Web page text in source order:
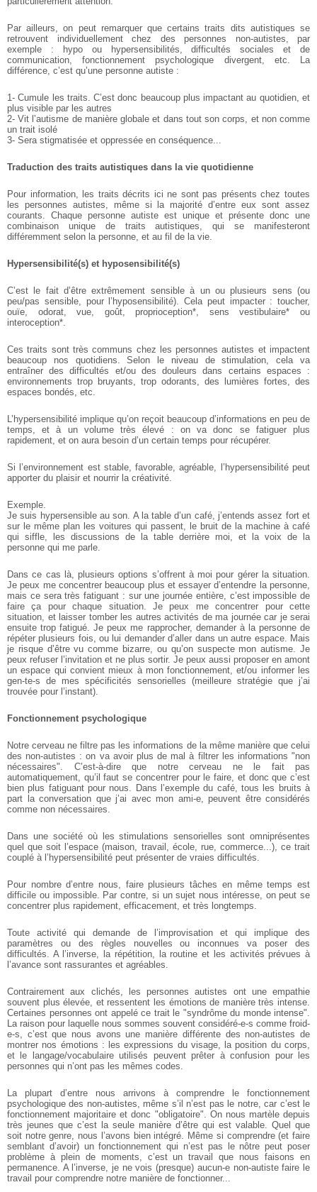
Par ailleurs, on peut remarquer que certains traits dits autistiques se
retrouvent individuellement chez des personnes non-autistes, par
exemple : hypo ou hypersensibilités, difficultés sociales et de
communication, fonctionnement psychologique divergent, etc. La
différence, c’est qu’une personne autiste :
1- Cumule les traits. C’est donc beaucoup plus impactant au quotidien, et
plus visible par les autres
2- Vit l’autisme de manière globale et dans tout son corps, et non comme
un trait isolé
3- Sera stigmatisée et oppressée en conséquence...
Traduction des traits autistiques dans la vie quotidienne
Pour information, les traits décrits ici ne sont pas présents chez toutes
les personnes autistes, même si la majorité d’entre eux sont assez
courants. Chaque personne autiste est unique et présente donc une
combinaison unique de traits autistiques, qui se manifesteront
différemment selon la personne, et au fil de la vie.
Hypersensibilité(s) et hyposensibilité(s)
C’est le fait d’être extrêmement sensible à un ou plusieurs sens (ou
peu/pas sensible, pour l’hyposensibilité). Cela peut impacter : toucher,
ouïe, odorat, vue, goût, proprioception*, sens vestibulaire* ou
interoception*.
Ces traits sont très communs chez les personnes autistes et impactent
beaucoup nos quotidiens. Selon le niveau de stimulation, cela va
entraîner des difficultés et/ou des douleurs dans certains espaces :
environnements trop bruyants, trop odorants, des lumières fortes, des
espaces bondés, etc.
L’hypersensibilité implique qu’on reçoit beaucoup d’informations en peu de
temps, et à un volume très élevé : on va donc se fatiguer plus
rapidement, et on aura besoin d’un certain temps pour récupérer.
Si l’environnement est stable, favorable, agréable, l’hypersensibilité peut
apporter du plaisir et nourrir la créativité.
Exemple.
Je suis hypersensible au son. A la table d’un café, j’entends assez fort et
sur le même plan les voitures qui passent, le bruit de la machine à café
qui siffle, les discussions de la table derrière moi, et la voix de la
personne qui me parle.
Dans ce cas là, plusieurs options s’offrent à moi pour gérer la situation.
Je peux me concentrer beaucoup plus et essayer d’entendre la personne,
mais ce sera très fatiguant : sur une journée entière, c’est impossible de
faire ça pour chaque situation. Je peux me concentrer pour cette
situation, et laisser tomber les autres activités de ma journée car je serai
ensuite trop fatigué. Je peux me rapprocher, demander à la personne de
répéter plusieurs fois, ou lui demander d’aller dans un autre espace. Mais
je risque d’être vu comme bizarre, ou qu’on suspecte mon autisme. Je
peux refuser l’invitation et ne plus sortir. Je peux aussi proposer en amont
un espace qui convient mieux à mon fonctionnement, et/ou informer les
gen-te-s de mes spécificités sensorielles (meilleure stratégie que j’ai
trouvée pour l’instant).
Fonctionnement psychologique
Notre cerveau ne filtre pas les informations de la même manière que celui
des non-autistes : on va avoir plus de mal à filtrer les informations "non
nécessaires". C’est-à-dire que notre cerveau ne le fait pas
automatiquement, qu’il faut se concentrer pour le faire, et donc que c’est
bien plus fatiguant pour nous. Dans l’exemple du café, tous les bruits à
part la conversation que j’ai avec mon ami-e, peuvent être considérés
comme non nécessaires.
Dans une société où les stimulations sensorielles sont omniprésentes
quel que soit l’espace (maison, travail, école, rue, commerce...), ce trait
couplé à l’hypersensibilité peut présenter de vraies difficultés.
Pour nombre d’entre nous, faire plusieurs tâches en même temps est
difficile ou impossible. Par contre, si un sujet nous intéresse, on peut se
concentrer plus rapidement, efficacement, et très longtemps.
Toute activité qui demande de l’improvisation et qui implique des
paramètres ou des règles nouvelles ou inconnues va poser des
difficultés. A l’inverse, la répétition, la routine et les activités prévues à
l’avance sont rassurantes et agréables.
Contrairement aux clichés, les personnes autistes ont une empathie
souvent plus élevée, et ressentent les émotions de manière très intense.
Certaines personnes ont appelé ce trait le "syndrôme du monde intense".
La raison pour laquelle nous sommes souvent considéré-e-s comme froid-
e-s, c’est que nous avons une manière différente des non-autistes de
montrer nos émotions : les expressions du visage, la position du corps,
et le langage/vocabulaire utilisés peuvent prêter à confusion pour les
personnes qui n’ont pas les mêmes codes.
La plupart d’entre nous arrivons à comprendre le fonctionnement
psychologique des non-autistes, même s’il n’est pas le notre, car c’est le
fonctionnement majoritaire et donc "obligatoire". On nous martèle depuis
très jeunes que c’est la seule manière d’être qui est valable. Quel que
soit notre genre, nous l’avons bien intégré. Même si comprendre (et faire
semblant d’avoir) un fonctionnement qui n’est pas le nôtre peut poser
problème à plein de moments, c’est un travail que nous faisons en
permanence. A l’inverse, je ne vois (presque) aucun-e non-autiste faire le
travail pour comprendre notre manière de fonctionner...